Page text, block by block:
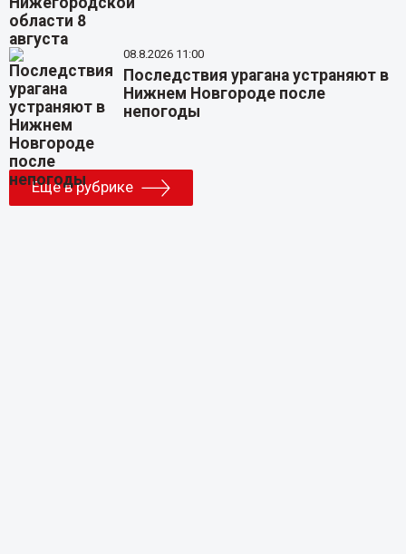
08.8.2026 11:00
Последствия урагана устраняют в
Нижнем Новгороде после
непогоды
Еще в рубрике